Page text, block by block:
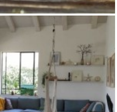
נחלה למכירה